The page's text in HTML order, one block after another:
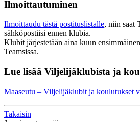
Ilmoittautuminen
Ilmoittaudu tästä postituslistalle, niin saat
sähköpostiisi ennen klubia.
Klubit järjestetään aina kuun
Teamsissa.
Lue lisää Viljelijäklubista ja
Maaseutu – Viljelijäklubit ja koulutukset
Takaisin